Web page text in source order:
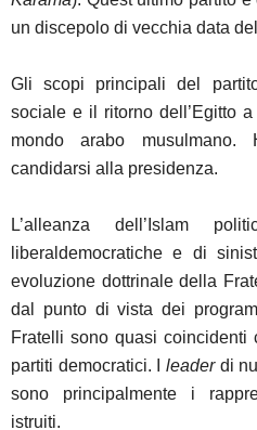
un discepolo di vecchia data
Gli scopi principali del
sociale e il ritorno dell’Egitto
mondo arabo musulmano.
candidarsi alla presidenza.
L’alleanza dell’Islam
liberaldemocratiche e di
evoluzione dottrinale della
dal punto di vista dei
Fratelli sono quasi
partiti democratici. I leaderdi
sono principalmente i
istruiti.